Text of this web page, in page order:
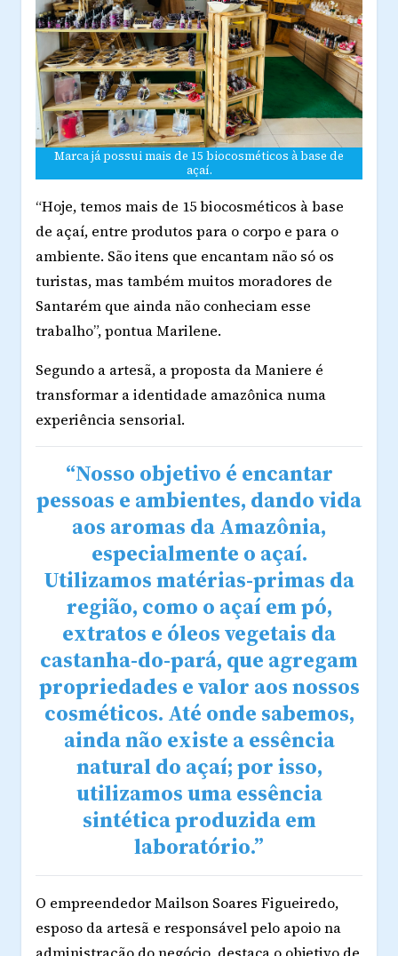
Marca já possui mais de 15 biocosméticos à base de
açaí.
“Hoje, temos mais de 15 biocosméticos à base
de açaí, entre produtos para o corpo e para o
ambiente. São itens que encantam não só os
turistas, mas também muitos moradores de
Santarém que ainda não conheciam esse
trabalho”, pontua Marilene.
Segundo a artesã, a proposta da Maniere é
transformar a identidade amazônica numa
experiência sensorial.
“Nosso objetivo é encantar
pessoas e ambientes, dando vida
aos aromas da Amazônia,
especialmente o açaí.
Utilizamos matérias-primas da
região, como o açaí em pó,
extratos e óleos vegetais da
castanha-do-pará, que agregam
propriedades e valor aos nossos
cosméticos. Até onde sabemos,
ainda não existe a essência
natural do açaí; por isso,
utilizamos uma essência
sintética produzida em
laboratório.”
O empreendedorMailson Soares Figueiredo,
esposo da artesã e responsável pelo apoio na
administração do negócio, destaca o objetivo de